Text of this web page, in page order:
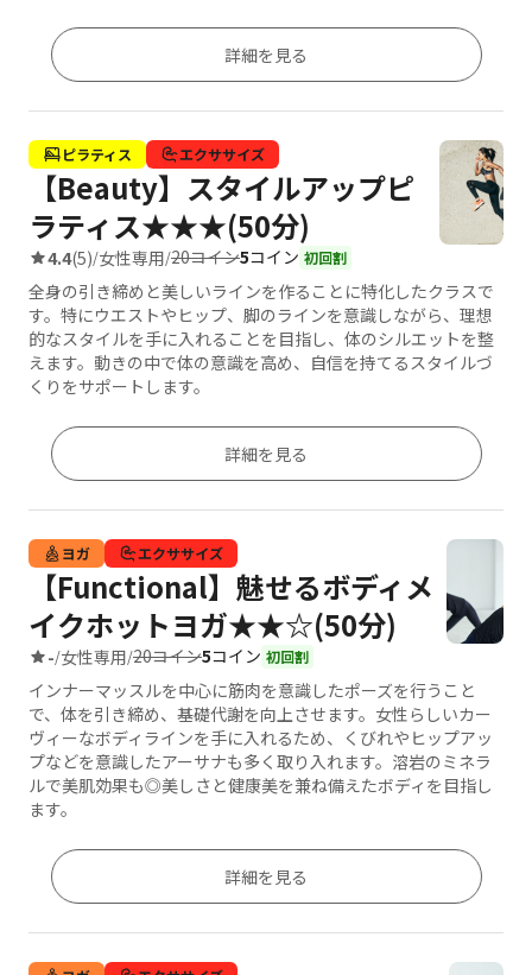
詳細を見る
ピラティス エクササイズ
【Beauty】スタイルアップピ
ラティス★★★(50分)
4.4(5)/女性専用/20コイン5コイン 初回割
全身の引き締めと美しいラインを作ることに特化したクラスで
す。特にウエストやヒップ、脚のラインを意識しながら、理想
的なスタイルを手に入れることを目指し、体のシルエットを整
えます。動きの中で体の意識を高め、自信を持てるスタイルづ
くりをサポートします。
詳細を見る
ヨガ エクササイズ
【Functional】魅せるボディメ
イクホットヨガ★★☆(50分)
-/女性専用/20コイン5コイン 初回割
インナーマッスルを中心に筋肉を意識したポーズを行うこと
で、体を引き締め、基礎代謝を向上させます。女性らしいカー
ヴィーなボディラインを手に入れるため、くびれやヒップアッ
プなどを意識したアーサナも多く取り入れます。溶岩のミネラ
ルで美肌効果も◎美しさと健康美を兼ね備えたボディを目指し
ます。
詳細を見る